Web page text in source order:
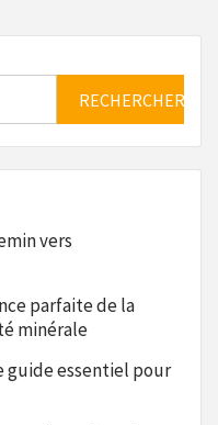
vers
parfaite de la
minérale
guide essentiel pour